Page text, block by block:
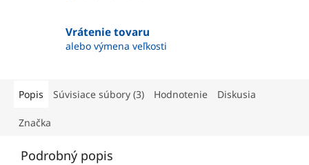
Vrátenie tovaru
alebo výmena veľkosti
Popis Súvisiace súbory (3) Hodnotenie Diskusia
Značka
Podrobný popis